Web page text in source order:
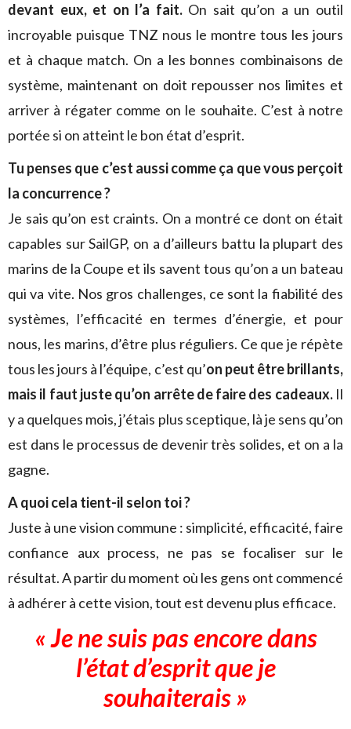
devant eux, et on l’a fait.On sait qu’on a un outil
incroyable puisque TNZ nous le montre tous les jours
et à chaque match. On a les bonnes combinaisons de
système, maintenant on doit repousser nos limites et
arriver à régater comme on le souhaite. C’est à notre
portée si on atteint le bon état d’esprit.
Tu penses que c’est aussi comme ça que vous perçoit
la concurrence ?
Je sais qu’on est craints. On a montré ce dont on était
capables sur SailGP, on a d’ailleurs battu la plupart des
marins de la Coupe et ils savent tous qu’on a un bateau
qui va vite. Nos gros challenges, ce sont la fiabilité des
systèmes, l’efficacité en termes d’énergie, et pour
nous, les marins, d’être plus réguliers. Ce que je répète
tous les jours à l’équipe, c’est qu’on peut être brillants,
mais il faut juste qu’on arrête de faire des cadeaux.Il
y a quelques mois, j’étais plus sceptique, là je sens qu’on
est dans le processus de devenir très solides, et on a la
gagne.
A quoi cela tient-il selon toi ?
Juste à une vision commune : simplicité, efficacité, faire
confiance aux process, ne pas se focaliser sur le
résultat. A partir du moment où les gens ont commencé
à adhérer à cette vision, tout est devenu plus efficace.
« Je ne suis pas encore dans
l’état d’esprit que je
souhaiterais »